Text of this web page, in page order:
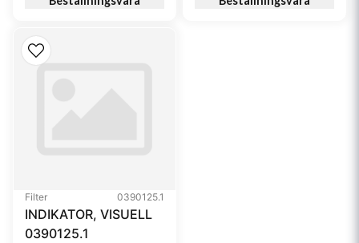
Filter 0390125.1
INDIKATOR, VISUELL
0390125.1